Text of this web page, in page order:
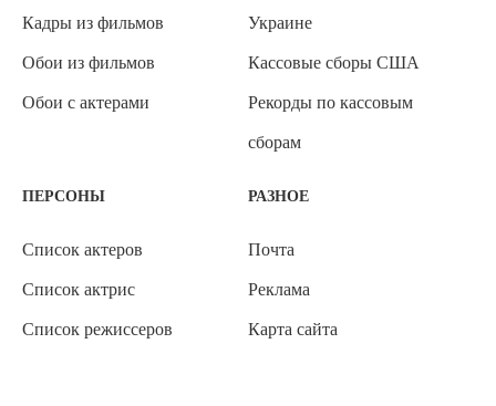
Кадры из фильмов
Обои из фильмов
Обои с актерами
Украине
Кассовые сборы США
Рекорды по кассовым
сборам
ПЕРСОНЫ
Список актеров
Список актрис
Список режиссеров
РАЗНОЕ
Почта
Реклама
Карта сайта